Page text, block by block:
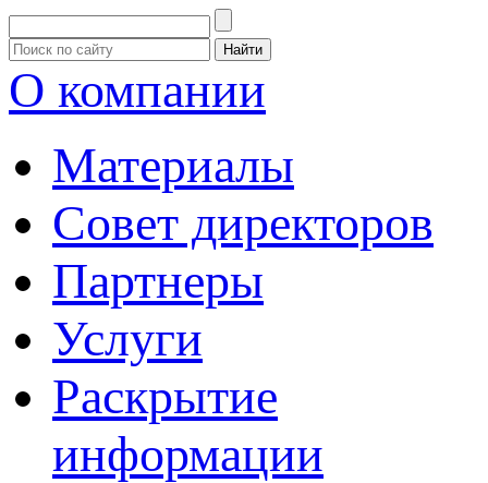
О компании
Материалы
Совет директоров
Партнеры
Услуги
Раскрытие
информации